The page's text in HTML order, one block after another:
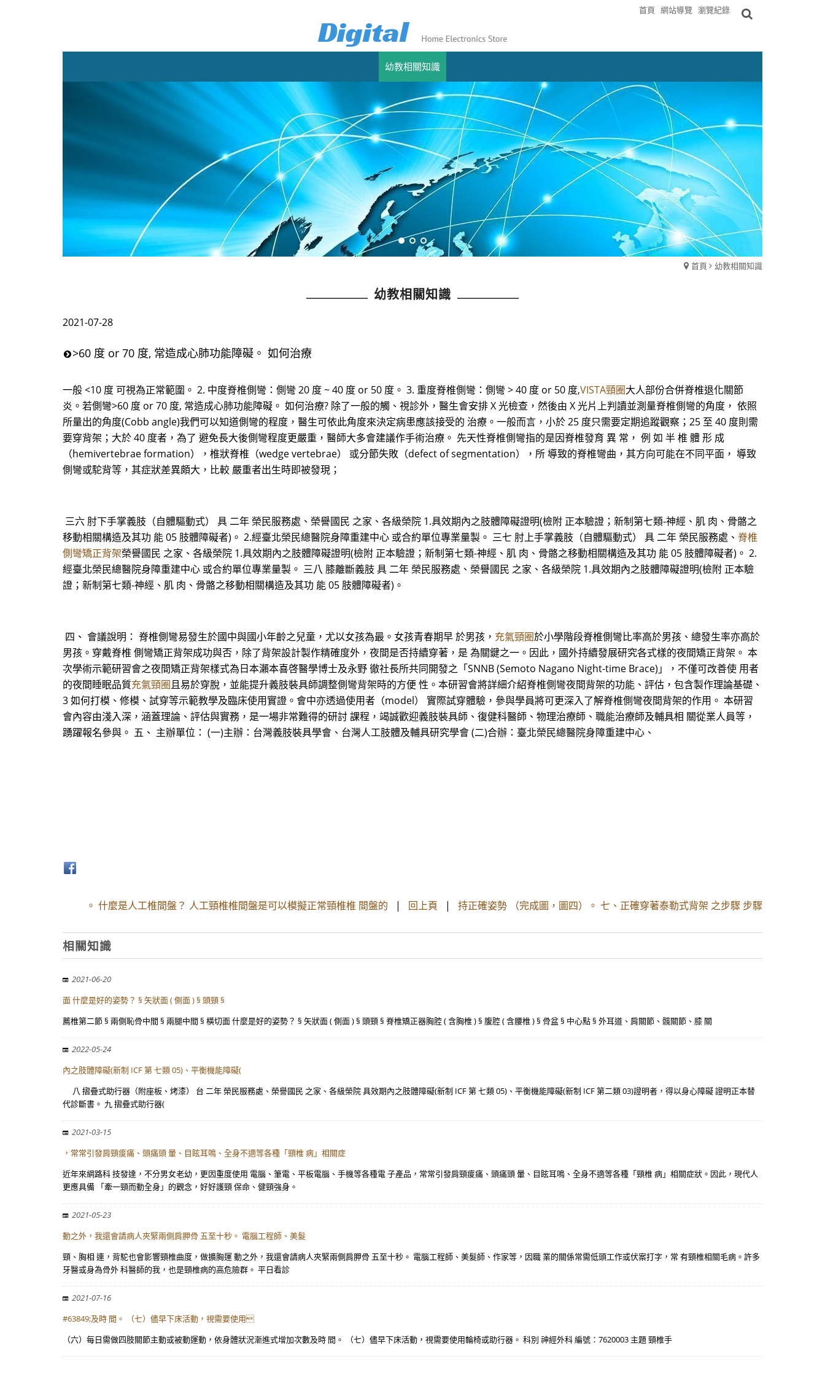
首頁 網站導覽 瀏覽紀錄
幼教相關知識
首頁 幼教相關知識
幼教相關知識
2021-07-28
>60 度 or 70 度, 常造成心肺功能障礙。 如何治療
一般 <10 度 可視為正常範圍。 2. 中度脊椎側彎：側彎 20 度 ~ 40 度 or 50 度。 3. 重度脊椎側彎：側彎 > 40 度 or 50 度,VISTA頸圈大人部份合併脊椎退化關節
炎。若側彎>60 度 or 70 度, 常造成心肺功能障礙。 如何治療? 除了一般的觸、視診外，醫生會安排 X 光檢查，然後由 X 光片上判讀並測量脊椎側彎的角度， 依照
所量出的角度(Cobb angle)我們可以知道側彎的程度，醫生可依此角度來決定病患應該接受的 治療。一般而言，小於 25 度只需要定期追蹤觀察；25 至 40 度則需
要穿背架；大於 40 度者，為了 避免長大後側彎程度更嚴重，醫師大多會建議作手術治療。 先天性脊椎側彎指的是因脊椎發育 異 常， 例 如 半 椎 體 形 成
（hemivertebrae formation），椎狀脊椎（wedge vertebrae） 或分節失敗（defect of segmentation），所 導致的脊椎彎曲，其方向可能在不同平面， 導致
側彎或駝背等，其症狀差異頗大，比較 嚴重者出生時即被發現；
三六 肘下手掌義肢（自體驅動式） 具 二年 榮民服務處、榮譽國民 之家、各級榮院 1.具效期內之肢體障礙證明(檢附 正本驗證；新制第七類-神經、肌 肉、骨骼之
移動相關構造及其功 能 05 肢體障礙者)。 2.經臺北榮民總醫院身障重建中心 或合約單位專業量製。 三七 肘上手掌義肢（自體驅動式） 具 二年 榮民服務處、 脊椎
側彎矯正背架榮譽國民 之家、各級榮院 1.具效期內之肢體障礙證明(檢附 正本驗證；新制第七類-神經、肌 肉、骨骼之移動相關構造及其功 能 05 肢體障礙者)。 2.
經臺北榮民總醫院身障重建中心 或合約單位專業量製。 三八 膝離斷義肢 具 二年 榮民服務處、榮譽國民 之家、各級榮院 1.具效期內之肢體障礙證明(檢附 正本驗
證；新制第七類-神經、肌 肉、骨骼之移動相關構造及其功 能 05 肢體障礙者)。
四、 會議說明： 脊椎側彎易發生於國中與國小年齡之兒童，尤以女孩為最。女孩青春期早 於男孩， 充氣頸圈於小學階段脊椎側彎比率高於男孩、總發生率亦高於
男孩。穿戴脊椎 側彎矯正背架成功與否，除了背架設計製作精確度外，夜間是否持續穿著，是 為關鍵之一。因此，國外持續發展研究各式樣的夜間矯正背架。 本
次學術示範研習會之夜間矯正背架樣式為日本瀨本喜啓醫學博士及永野 徹社長所共同開發之「SNNB (Semoto Nagano Night-time Brace)」，不僅可改善使 用者
的夜間睡眠品質充氣頸圈且易於穿脫，並能提升義肢裝具師調整側彎背架時的方便 性。本研習會將詳細介紹脊椎側彎夜間背架的功能、評估，包含製作理論基礎、
3 如何打模、修模、試穿等示範教學及臨床使用實證。會中亦透過使用者（model） 實際試穿體驗，參與學員將可更深入了解脊椎側彎夜間背架的作用。 本研習
會內容由淺入深，涵蓋理論、評估與實務，是一場非常難得的研討 課程，竭誠歡迎義肢裝具師、復健科醫師、物理治療師、職能治療師及輔具相 關從業人員等，
踴躍報名參與。 五、 主辦單位： (一)主辦：台灣義肢裝具學會、台灣人工肢體及輔具研究學會 (二)合辦：臺北榮民總醫院身障重建中心、
。 什麼是人工椎間盤？ 人工頸椎椎間盤是可以模擬正常頸椎椎 間盤的 | 回上頁 | 持正確姿勢 （完成圖，圖四）。 七、正確穿著泰勒式背架 之步驟 步驟
相關知識
2021-06-20
面 什麼是好的姿勢？ § 矢狀面 ( 側面 ) § 頭頸 §
薦椎第二節 § 兩側恥骨中間 § 兩腿中間 § 橫切面 什麼是好的姿勢？ § 矢狀面 ( 側面 ) § 頭頸 § 脊椎矯正器胸腔 ( 含胸椎 ) § 腹腔 ( 含腰椎 ) § 骨盆 § 中心點 § 外耳道、肩關節、髖關節、膝 關
2022-05-24
內之肢體障礙(新制 ICF 第 七類 05)、平衡機能障礙(
八 摺疊式助行器（附座板、烤漆） 台 二年 榮民服務處、榮譽國民 之家、各級榮院 具效期內之肢體障礙(新制 ICF 第 七類 05)、平衡機能障礙(新制 ICF 第二類 03)證明者，得以身心障礙 證明正本替
代診斷書。 九 摺疊式助行器(
2021-03-15
，常常引發肩頸痠痛、頭痛頭 暈、目眩耳鳴、全身不適等各種「頸椎 病」相關症
近年來網路科 技發達，不分男女老幼，更因重度使用 電腦、筆電、平板電腦、手機等各種電 子產品，常常引發肩頸痠痛、頭痛頭 暈、目眩耳鳴、全身不適等各種「頸椎 病」相關症狀。因此，現代人
更應具備 「牽一頸而動全身」的觀念，好好護頸 保命、健頸強身。
2021-05-23
動之外，我還會請病人夾緊兩側肩胛骨 五至十秒。 電腦工程師、美髮
頸、胸相 連，背駝也會影響頸椎曲度，做擴胸運 動之外，我還會請病人夾緊兩側肩胛骨 五至十秒。 電腦工程師、美髮師、作家等，因職 業的關係常需低頭工作或伏案打字，常 有頸椎相關毛病。許多
牙醫或身為骨外 科醫師的我，也是頸椎病的高危險群。 平日看診
2021-07-16
#63849;及時 間。 （七）儘早下床活動，視需要使用
（六）每日需做四肢關節主動或被動運動，依身體狀況漸進式增加次數及時 間。 （七）儘早下床活動，視需要使用輪椅或助行器。 科別 神經外科 編號：7620003 主題 頸椎手